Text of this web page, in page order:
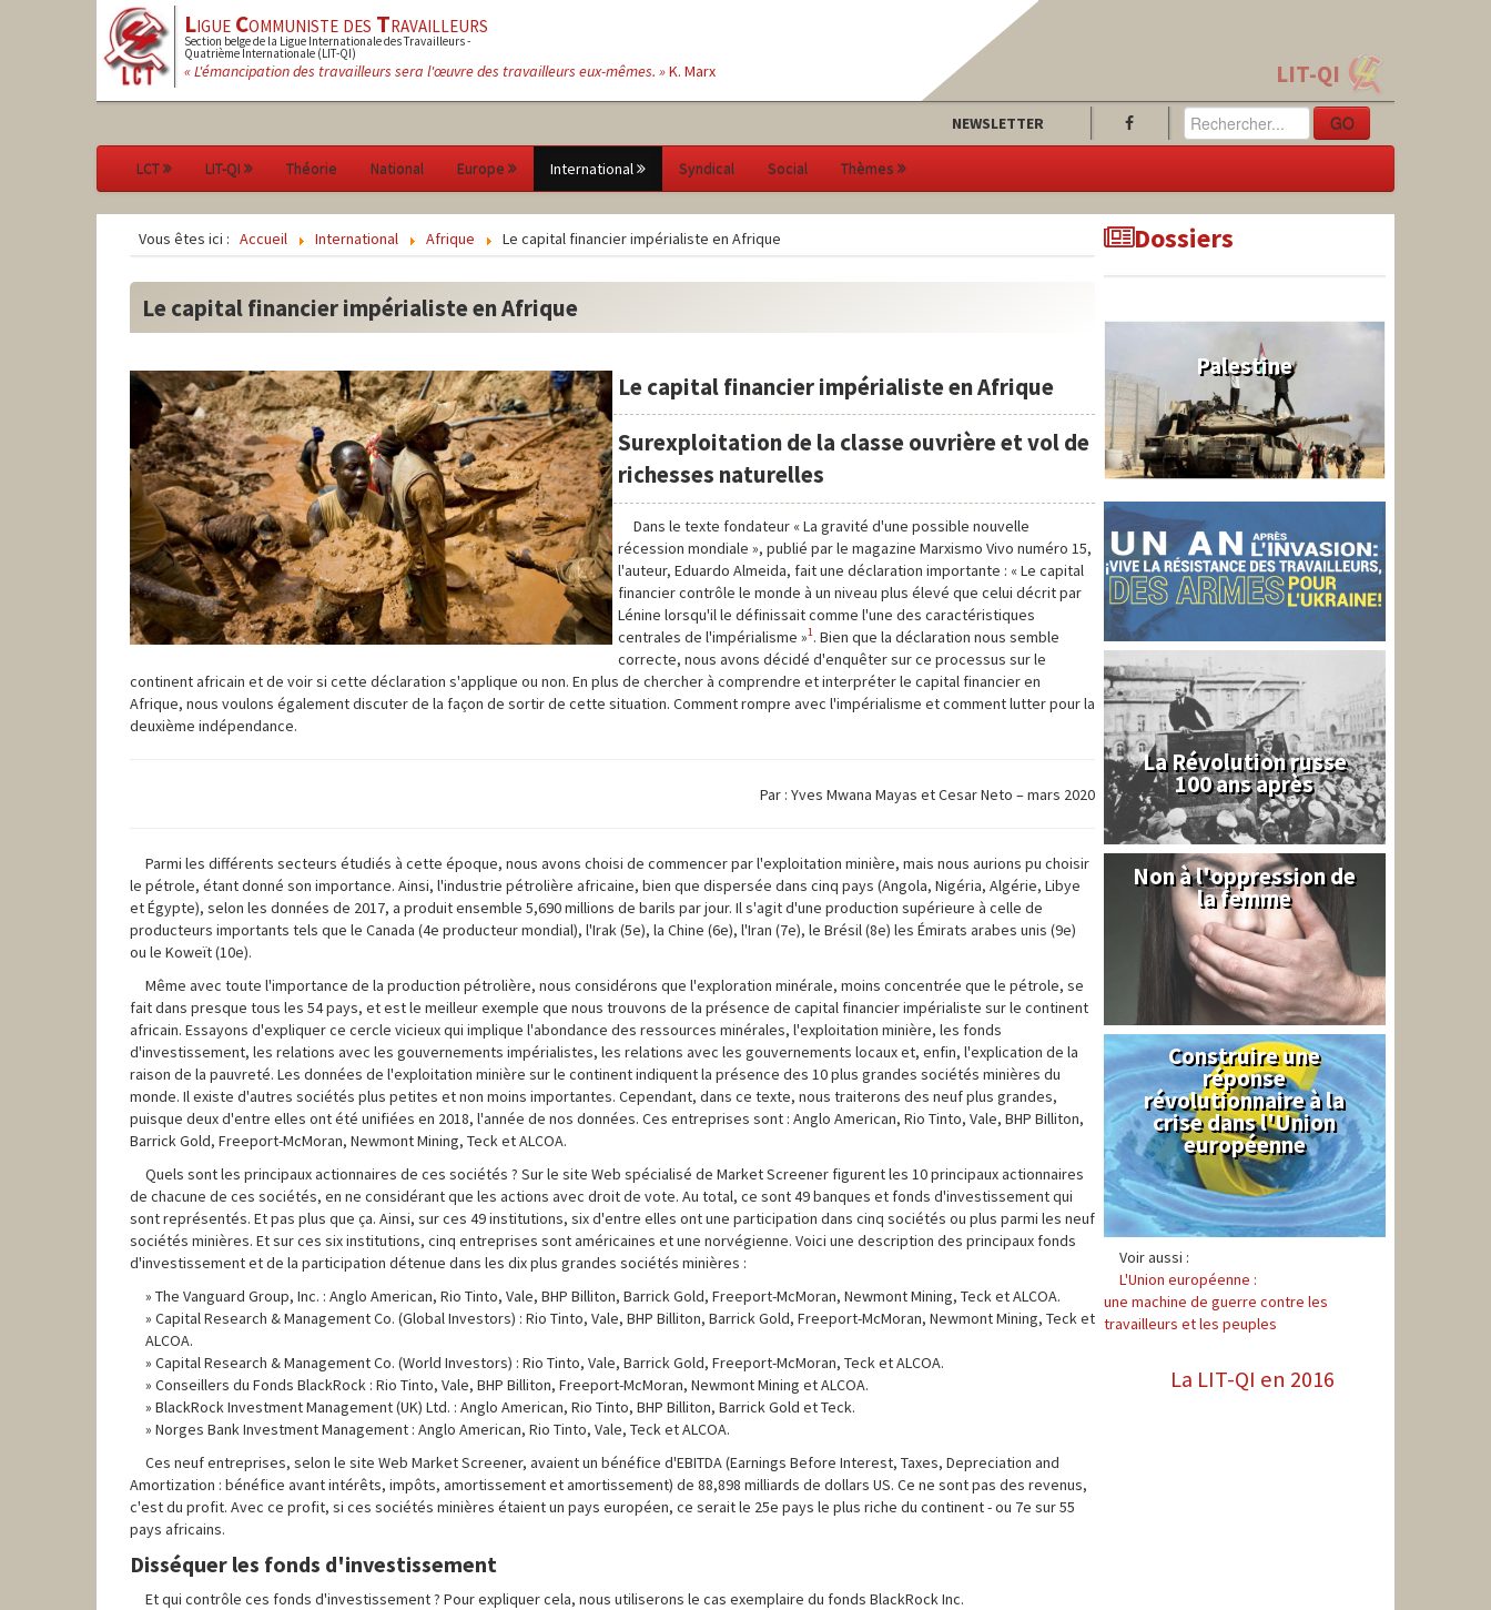
LigueCommuniste des Travailleurs
Section belge de la Ligue Internationale des Travailleurs -
Quatrième Internationale (LIT-QI)
« L'émancipation des travailleurs sera l'œuvre des travailleurs eux-mêmes. »K. Marx LIT-QI
NEWSLETTER GO
LCT LIT-QI Théorie National Europe International Syndical Social Thèmes
Vous êtes ici : Accueil International Afrique Le capital financier impérialiste en Afrique
Le capital financier impérialiste en Afrique
Le capital financier impérialiste en Afrique
Surexploitation de la classe ouvrière et vol de
richesses naturelles
Dans le texte fondateur « La gravité d'une possible nouvelle
récession mondiale », publié par le magazine Marxismo Vivo numéro 15,
l'auteur, Eduardo Almeida, fait une déclaration importante : « Le capital
financier contrôle le monde à un niveau plus élevé que celui décrit par
Lénine lorsqu'il le définissait comme l'une des caractéristiques
centrales de l'impérialisme »1. Bien que la déclaration nous semble
correcte, nous avons décidé d'enquêter sur ce processus sur le
continent africain et de voir si cette déclaration s'applique ou non. En plus de chercher à comprendre et interpréter le capital financier en
Afrique, nous voulons également discuter de la façon de sortir de cette situation. Comment rompre avec l'impérialisme et comment lutter pour la
deuxième indépendance.
Par : Yves Mwana Mayas et Cesar Neto – mars 2020
Parmi les différents secteurs étudiés à cette époque, nous avons choisi de commencer par l'exploitation minière, mais nous aurions pu choisir
le pétrole, étant donné son importance. Ainsi, l'industrie pétrolière africaine, bien que dispersée dans cinq pays (Angola, Nigéria, Algérie, Libye
et Égypte), selon les données de 2017, a produit ensemble 5,690 millions de barils par jour. Il s'agit d'une production supérieure à celle de
producteurs importants tels que le Canada (4e producteur mondial), l'Irak (5e), la Chine (6e), l'Iran (7e), le Brésil (8e) les Émirats arabes unis (9e)
ou le Koweït (10e).
Même avec toute l'importance de la production pétrolière, nous considérons que l'exploration minérale, moins concentrée que le pétrole, se
fait dans presque tous les 54 pays, et est le meilleur exemple que nous trouvons de la présence de capital financier impérialiste sur le continent
africain. Essayons d'expliquer ce cercle vicieux qui implique l'abondance des ressources minérales, l'exploitation minière, les fonds
d'investissement, les relations avec les gouvernements impérialistes, les relations avec les gouvernements locaux et, enfin, l'explication de la
raison de la pauvreté. Les données de l'exploitation minière sur le continent indiquent la présence des 10 plus grandes sociétés minières du
monde. Il existe d'autres sociétés plus petites et non moins importantes. Cependant, dans ce texte, nous traiterons des neuf plus grandes,
puisque deux d'entre elles ont été unifiées en 2018, l'année de nos données. Ces entreprises sont : Anglo American, Rio Tinto, Vale, BHP Billiton,
Barrick Gold, Freeport-McMoran, Newmont Mining, Teck et ALCOA.
Quels sont les principaux actionnaires de ces sociétés ? Sur le site Web spécialisé de Market Screener figurent les 10 principaux actionnaires
de chacune de ces sociétés, en ne considérant que les actions avec droit de vote. Au total, ce sont 49 banques et fonds d'investissement qui
sont représentés. Et pas plus que ça. Ainsi, sur ces 49 institutions, six d'entre elles ont une participation dans cinq sociétés ou plus parmi les neuf
sociétés minières. Et sur ces six institutions, cinq entreprises sont américaines et une norvégienne. Voici une description des principaux fonds
d'investissement et de la participation détenue dans les dix plus grandes sociétés minières :
The Vanguard Group, Inc. : Anglo American, Rio Tinto, Vale, BHP Billiton, Barrick Gold, Freeport-McMoran, Newmont Mining, Teck et ALCOA.
Capital Research & Management Co. (Global Investors) : Rio Tinto, Vale, BHP Billiton, Barrick Gold, Freeport-McMoran, Newmont Mining, Teck et
ALCOA.
Capital Research & Management Co. (World Investors) : Rio Tinto, Vale, Barrick Gold, Freeport-McMoran, Teck et ALCOA.
Conseillers du Fonds BlackRock : Rio Tinto, Vale, BHP Billiton, Freeport-McMoran, Newmont Mining et ALCOA.
BlackRock Investment Management (UK) Ltd. : Anglo American, Rio Tinto, BHP Billiton, Barrick Gold et Teck.
Norges Bank Investment Management : Anglo American, Rio Tinto, Vale, Teck et ALCOA.
Ces neuf entreprises, selon le site Web Market Screener, avaient un bénéfice d'EBITDA (Earnings Before Interest, Taxes, Depreciation and
Amortization : bénéfice avant intérêts, impôts, amortissement et amortissement) de 88,898 milliards de dollars US. Ce ne sont pas des revenus,
c'est du profit. Avec ce profit, si ces sociétés minières étaient un pays européen, ce serait le 25e pays le plus riche du continent - ou 7e sur 55
pays africains.
Disséquer les fonds d'investissement
Et qui contrôle ces fonds d'investissement ? Pour expliquer cela, nous utiliserons le cas exemplaire du fonds BlackRock Inc.
Dossiers
Palestine
La Révolution russe
100 ans après
Syrie
Non à l'oppression de
la femme
Syndical
Construire une
réponse
révolutionnaire à la
crise dans l'Union
européenne
Voir aussi :
L'Union européenne :
une machine de guerre contre les
travailleurs et les peuples
La LIT-QI en 2016